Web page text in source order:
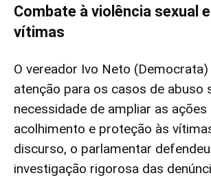
Combate à violência sexual
vítimas
O vereador Ivo Neto
atenção para os casos de abuso
necessidade de ampliar as ações
acolhimento e proteção às
discurso, o parlamentar
investigação rigorosa das